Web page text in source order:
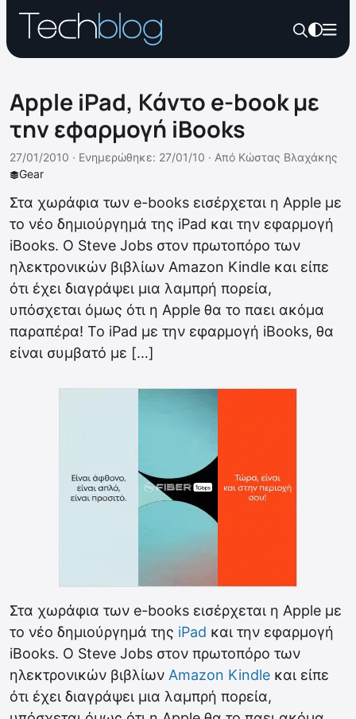
Apple iPad, Κάντο e-book με
την εφαρμογή iBooks
Gear
27/01/2010 · Ενημερώθηκε: 27/01/10 · Από Κώστας Βλαχάκης
Στα χωράφια των e-books εισέρχεται η Apple με
το νέο δημιούργημά της iPad και την εφαρμογή
iBooks. O Steve Jobs στον πρωτοπόρο των
ηλεκτρονικών βιβλίων Amazon Kindle και είπε
ότι έχει διαγράψει μια λαμπρή πορεία,
υπόσχεται όμως ότι η Apple θα το παει ακόμα
παραπέρα! Το iPad με την εφαρμογή iBooks, θα
είναι συμβατό με […]
Στα χωράφια των e-books εισέρχεται η Apple με
το νέο δημιούργημά της iPad και την εφαρμογή
iBooks. O Steve Jobs στον πρωτοπόρο των
ηλεκτρονικών βιβλίων Amazon Kindle και είπε
ότι έχει διαγράψει μια λαμπρή πορεία,